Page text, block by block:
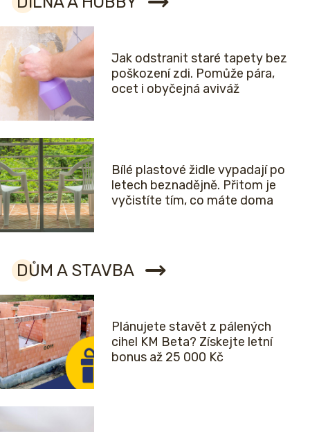
Jak odstranit staré tapety bez
poškození zdi. Pomůže pára,
ocet i obyčejná aviváž
Bílé plastové židle vypadají po
letech beznadějně. Přitom je
vyčistíte tím, co máte doma
DŮM A STAVBA
Plánujete stavět z pálených
cihel KM Beta? Získejte letní
bonus až 25 000 Kč